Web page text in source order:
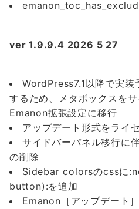
ver 1.9.9.4 2026 5 27
WordPress7.1以降で実装
するため、メタボックスを
Emanon拡張設定に移行
アップデート形式をライ
サイドバーパネル移行
の削除
Sidebar colorsのcssに
button):を追加
Emanon［アップデート